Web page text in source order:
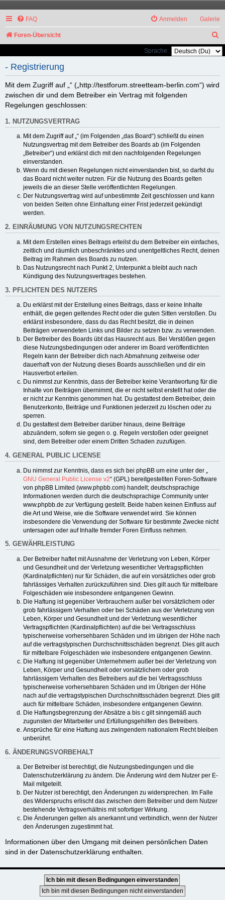
Galerie
FAQ Anmelden
Foren-Übersicht
u
h
Sprache:
- Registrierung
Mit dem Zugriff auf „“ („http://testforum.streetteam-berlin.com“) wird
zwischen dir und dem Betreiber ein Vertrag mit folgenden
Regelungen geschlossen:
1. NUTZUNGSVERTRAG
Mit dem Zugriff auf „“ (im Folgenden „das Board“) schließt du einen
Nutzungsvertrag mit dem Betreiber des Boards ab (im Folgenden
„Betreiber“) und erklärst dich mit den nachfolgenden Regelungen
einverstanden.
Wenn du mit diesen Regelungen nicht einverstanden bist, so darfst du
das Board nicht weiter nutzen. Für die Nutzung des Boards gelten
jeweils die an dieser Stelle veröffentlichten Regelungen.
Der Nutzungsvertrag wird auf unbestimmte Zeit geschlossen und kann
von beiden Seiten ohne Einhaltung einer Frist jederzeit gekündigt
werden.
2. EINRÄUMUNG VON NUTZUNGSRECHTEN
Mit dem Erstellen eines Beitrags erteilst du dem Betreiber ein einfaches,
zeitlich und räumlich unbeschränktes und unentgeltliches Recht, deinen
Beitrag im Rahmen des Boards zu nutzen.
Das Nutzungsrecht nach Punkt 2, Unterpunkt a bleibt auch nach
Kündigung des Nutzungsvertrages bestehen.
3. PFLICHTEN DES NUTZERS
Du erklärst mit der Erstellung eines Beitrags, dass er keine Inhalte
enthält, die gegen geltendes Recht oder die guten Sitten verstoßen. Du
erklärst insbesondere, dass du das Recht besitzt, die in deinen
Beiträgen verwendeten Links und Bilder zu setzen bzw. zu verwenden.
Der Betreiber des Boards übt das Hausrecht aus. Bei Verstößen gegen
diese Nutzungsbedingungen oder anderer im Board veröffentlichten
Regeln kann der Betreiber dich nach Abmahnung zeitweise oder
dauerhaft von der Nutzung dieses Boards ausschließen und dir ein
Hausverbot erteilen.
Du nimmst zur Kenntnis, dass der Betreiber keine Verantwortung für die
Inhalte von Beiträgen übernimmt, die er nicht selbst erstellt hat oder die
er nicht zur Kenntnis genommen hat. Du gestattest dem Betreiber, dein
Benutzerkonto, Beiträge und Funktionen jederzeit zu löschen oder zu
sperren.
Du gestattest dem Betreiber darüber hinaus, deine Beiträge
abzuändern, sofern sie gegen o. g. Regeln verstoßen oder geeignet
sind, dem Betreiber oder einem Dritten Schaden zuzufügen.
4. GENERAL PUBLIC LICENSE
Du nimmst zur Kenntnis, dass es sich bei phpBB um eine unter der „
GNU General Public License v2“ (GPL) bereitgestellten Foren-Software
von phpBB Limited (www.phpbb.com) handelt; deutschsprachige
Informationen werden durch die deutschsprachige Community unter
www.phpbb.de zur Verfügung gestellt. Beide haben keinen Einfluss auf
die Art und Weise, wie die Software verwendet wird. Sie können
insbesondere die Verwendung der Software für bestimmte Zwecke nicht
untersagen oder auf Inhalte fremder Foren Einfluss nehmen.
5. GEWÄHRLEISTUNG
Der Betreiber haftet mit Ausnahme der Verletzung von Leben, Körper
und Gesundheit und der Verletzung wesentlicher Vertragspflichten
(Kardinalpflichten) nur für Schäden, die auf ein vorsätzliches oder grob
fahrlässiges Verhalten zurückzuführen sind. Dies gilt auch für mittelbare
Folgeschäden wie insbesondere entgangenen Gewinn.
Die Haftung ist gegenüber Verbrauchern außer bei vorsätzlichem oder
grob fahrlässigem Verhalten oder bei Schäden aus der Verletzung von
Leben, Körper und Gesundheit und der Verletzung wesentlicher
Vertragspflichten (Kardinalpflichten) auf die bei Vertragsschluss
typischerweise vorhersehbaren Schäden und im übrigen der Höhe nach
auf die vertragstypischen Durchschnittsschäden begrenzt. Dies gilt auch
für mittelbare Folgeschäden wie insbesondere entgangenen Gewinn.
Die Haftung ist gegenüber Unternehmern außer bei der Verletzung von
Leben, Körper und Gesundheit oder vorsätzlichem oder grob
fahrlässigem Verhalten des Betreibers auf die bei Vertragsschluss
typischerweise vorhersehbaren Schäden und im Übrigen der Höhe
nach auf die vertragstypischen Durchschnittsschäden begrenzt. Dies gilt
auch für mittelbare Schäden, insbesondere entgangenen Gewinn.
Die Haftungsbegrenzung der Absätze a bis c gilt sinngemäß auch
zugunsten der Mitarbeiter und Erfüllungsgehilfen des Betreibers.
Ansprüche für eine Haftung aus zwingendem nationalem Recht bleiben
unberührt.
6. ÄNDERUNGSVORBEHALT
Der Betreiber ist berechtigt, die Nutzungsbedingungen und die
Datenschutzerklärung zu ändern. Die Änderung wird dem Nutzer per E-
Mail mitgeteilt.
Der Nutzer ist berechtigt, den Änderungen zu widersprechen. Im Falle
des Widerspruchs erlischt das zwischen dem Betreiber und dem Nutzer
bestehende Vertragsverhältnis mit sofortiger Wirkung.
Die Änderungen gelten als anerkannt und verbindlich, wenn der Nutzer
den Änderungen zugestimmt hat.
Informationen über den Umgang mit deinen persönlichen Daten
sind in der Datenschutzerklärung enthalten.